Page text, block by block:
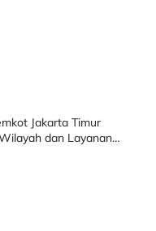
Jakarta Timur
dan Layanan